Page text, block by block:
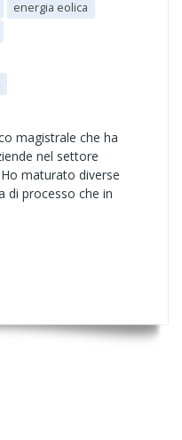
energia eolica
magistrale che ha
nel settore
maturato diverse
di processo che in